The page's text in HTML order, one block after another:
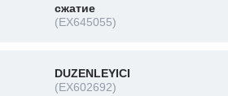
сжатие
(EX645055)
DUZENLEYICI
(EX602692)